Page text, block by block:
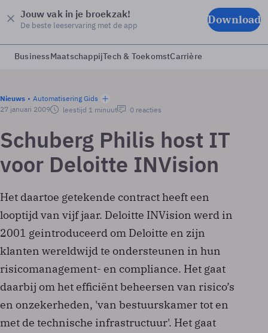
Jouw vak in je broekzak!
De beste leeservaring met de app Download
BusinessMaatschappijTech & ToekomstCarrière
Nieuws
Automatisering Gids
27 januari 2009
leestijd 1 minuut 0 reacties
Schuberg Philis host IT
voor Deloitte INVision
Het daartoe getekende contract heeft een
looptijd van vijf jaar. Deloitte INVision werd in
2001 geintroduceerd om Deloitte en zijn
klanten wereldwijd te ondersteunen in hun
risicomanagement- en compliance. Het gaat
daarbij om het efficiënt beheersen van risico’s
en onzekerheden, 'van bestuurskamer tot en
met de technische infrastructuur'. Het gaat